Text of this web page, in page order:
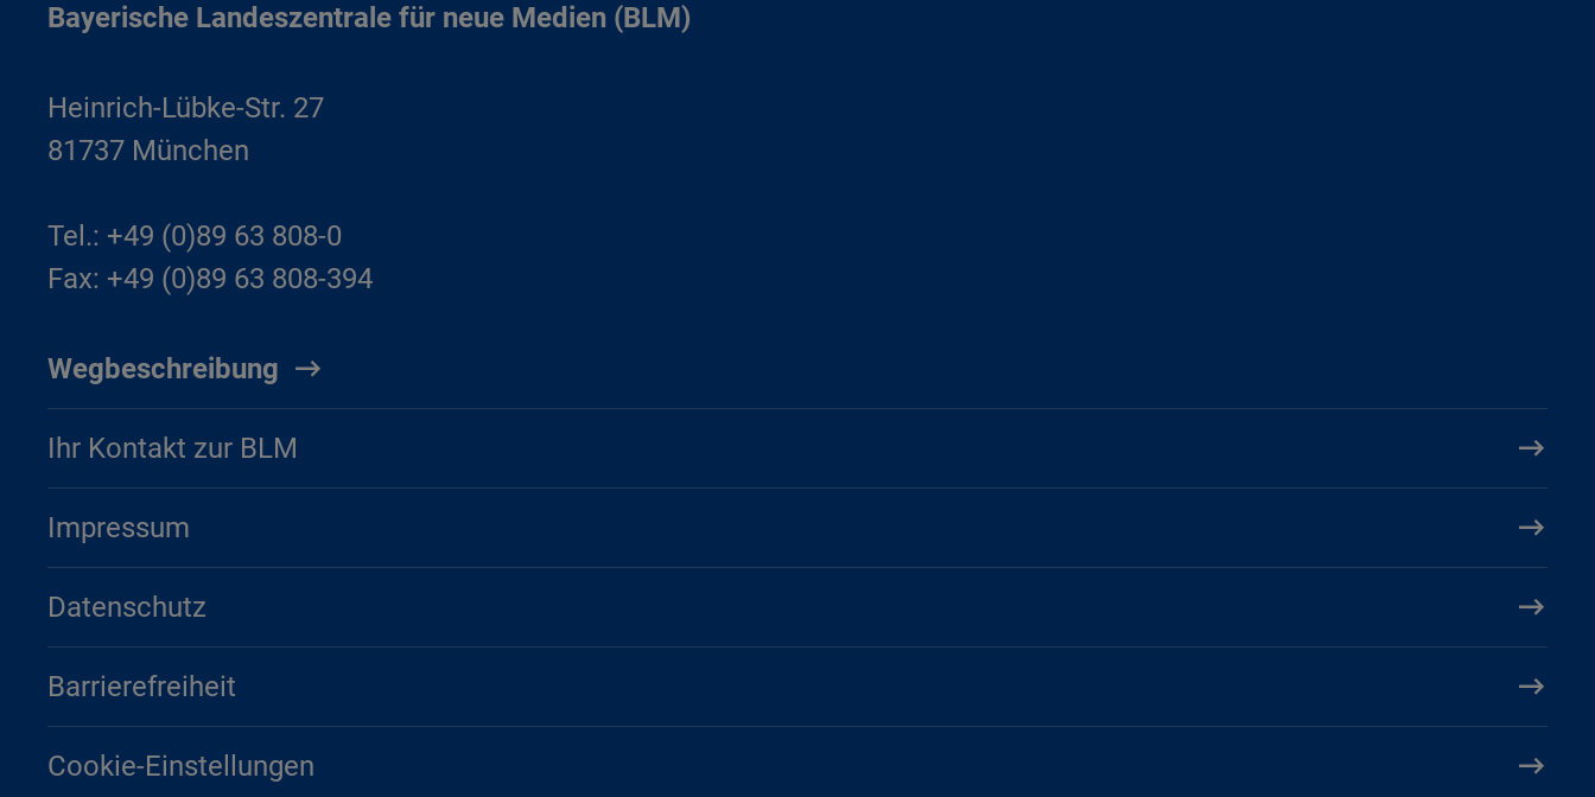
Bayerische Landeszentrale für neue Medien (BLM)
Heinrich-Lübke-Str. 27
81737 München
Tel.: +49 (0)89 63 808-0
Fax: +49 (0)89 63 808-394
Wegbeschreibung
Ihr Kontakt zur BLM
Impressum
Datenschutz
Barrierefreiheit
Cookie-Einstellungen